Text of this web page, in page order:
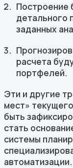
Построение
детального
заданных
расчета
портфелей.
Эти и другие
мест»
быть
стать
системы
автоматизации.